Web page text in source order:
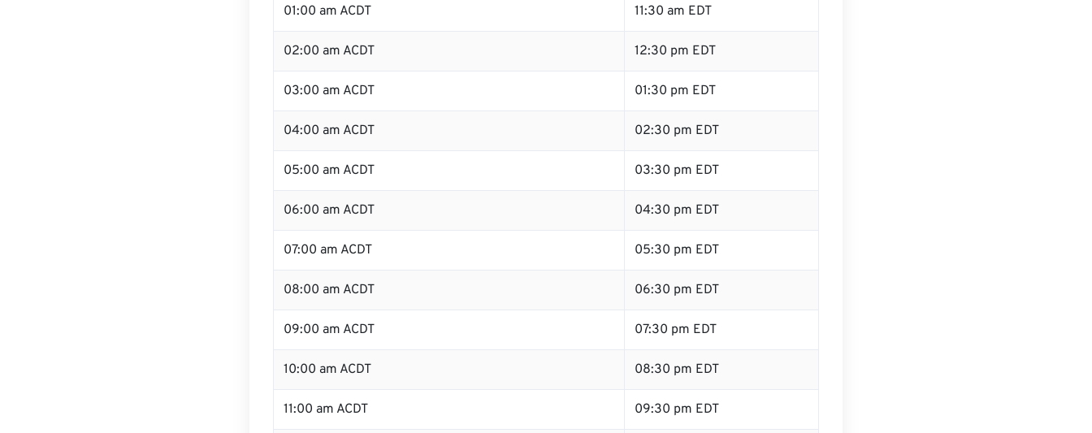
01:00 am ACDT 11:30 am EDT
02:00 am ACDT 12:30 pm EDT
03:00 am ACDT 01:30 pm EDT
04:00 am ACDT 02:30 pm EDT
05:00 am ACDT 03:30 pm EDT
06:00 am ACDT 04:30 pm EDT
07:00 am ACDT 05:30 pm EDT
08:00 am ACDT 06:30 pm EDT
09:00 am ACDT 07:30 pm EDT
10:00 am ACDT 08:30 pm EDT
11:00 am ACDT 09:30 pm EDT